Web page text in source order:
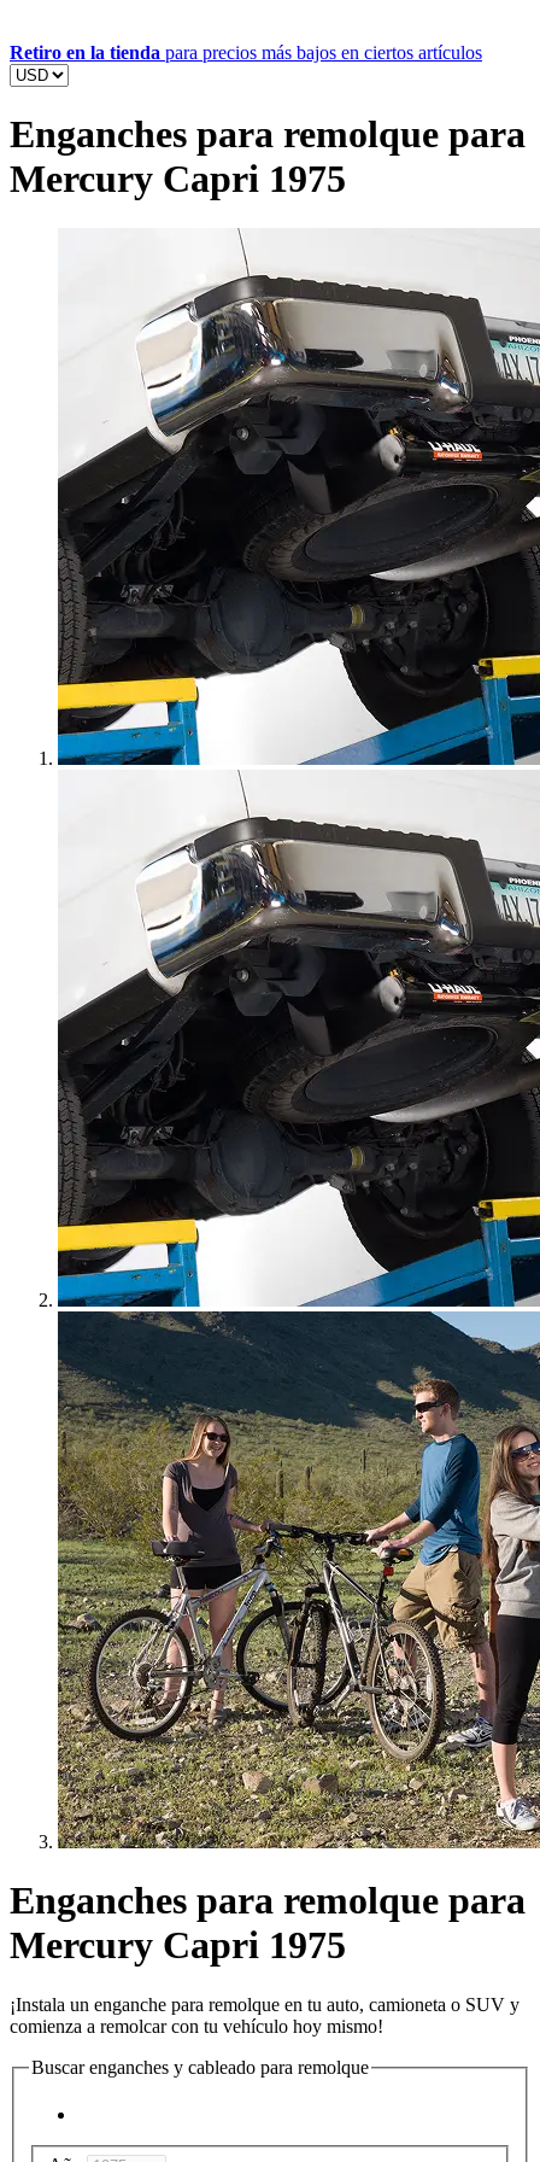
Retiro en la tienda para precios más bajos en ciertos artículos
Enganches para remolque para
Mercury Capri 1975
Enganches para remolque para
Mercury Capri 1975
¡Instala un enganche para remolque en tu auto, camioneta o SUV y
comienza a remolcar con tu vehículo hoy mismo!
Buscar enganches y cableado para remolque